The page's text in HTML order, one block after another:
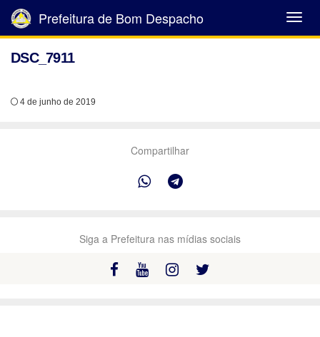
Abrir
Menu
Prefeitura de Bom Despacho
DSC_7911
4 de junho de 2019
Compartilhar
Siga a Prefeitura nas mídias sociais